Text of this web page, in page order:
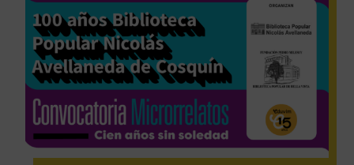
o
r
u
t
á
d
e
l